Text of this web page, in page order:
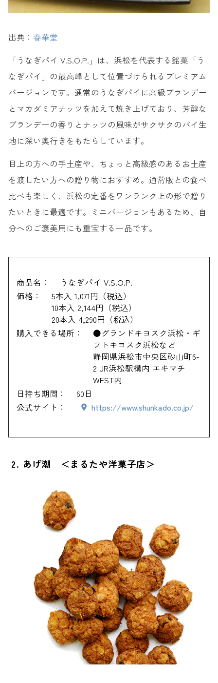
出典： 春華堂
「うなぎパイ V.S.O.P.」は、浜松を代表する銘菓「う
なぎパイ」の最高峰として位置づけられるプレミアム
バージョンです。通常のうなぎパイに高級ブランデー
とマカダミアナッツを加えて焼き上げており、芳醇な
ブランデーの香りとナッツの風味がサクサクのパイ生
地に深い奥行きをもたらしています。
目上の方への手土産や、ちょっと高級感のあるお土産
を渡したい方への贈り物におすすめ。通常版との食べ
比べも楽しく、浜松の定番をワンランク上の形で贈り
たいときに最適です。ミニバージョンもあるため、自
分へのご褒美用にも重宝する一品です。
商品名：
うなぎパイ V.S.O.P.
価格：
5本入 1,071円（税込）
10本入 2,144円（税込）
20本入 4,290円（税込）
購入できる場所：
●グランドキヨスク浜松・ギ
フトキヨスク浜松など
静岡県浜松市中央区砂山町6-
2 JR浜松駅構内 エキマチ
WEST内
日持ち期間：
60日
公式サイト：
https://www.shunkado.co.jp/
2. あげ潮 ＜まるたや洋菓子店＞